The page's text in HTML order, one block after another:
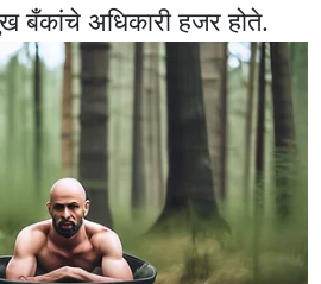
बँकांचे अधिकारी हजर होते.